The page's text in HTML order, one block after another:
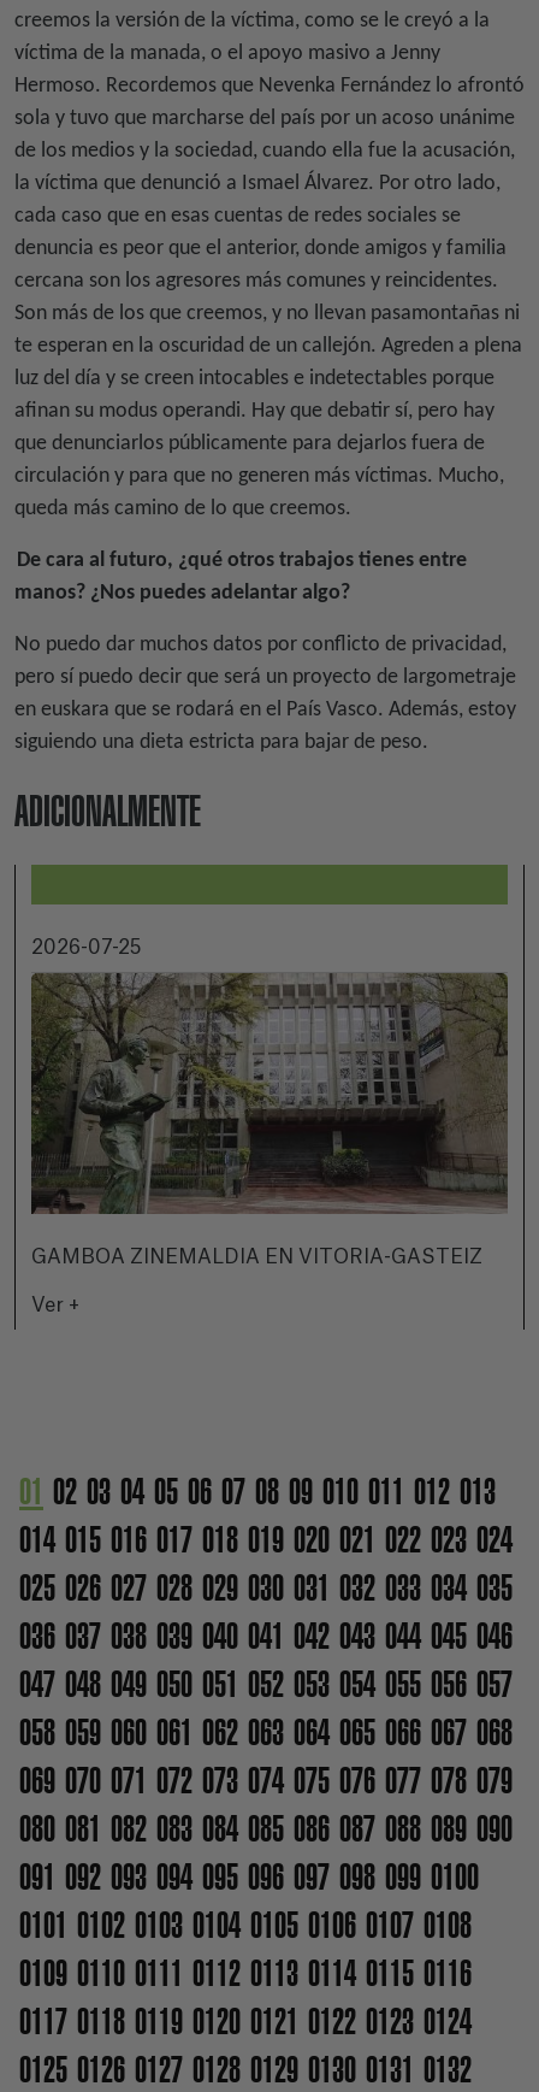
creemos la versión de la víctima, como se le creyó a la
víctima de la manada, o el apoyo masivo a Jenny
Hermoso. Recordemos que Nevenka Fernández lo afrontó
sola y tuvo que marcharse del país por un acoso unánime
de los medios y la sociedad, cuando ella fue la acusación,
la víctima que denunció a Ismael Álvarez. Por otro lado,
cada caso que en esas cuentas de redes sociales se
denuncia es peor que el anterior, donde amigos y familia
cercana son los agresores más comunes y reincidentes.
Son más de los que creemos, y no llevan pasamontañas ni
te esperan en la oscuridad de un callejón. Agreden a plena
luz del día y se creen intocables e indetectables porque
afinan su modus operandi. Hay que debatir sí, pero hay
que denunciarlos públicamente para dejarlos fuera de
circulación y para que no generen más víctimas. Mucho,
queda más camino de lo que creemos.
De cara al futuro, ¿qué otros trabajos tienes entre
manos? ¿Nos puedes adelantar algo?
No puedo dar muchos datos por conflicto de privacidad,
pero sí puedo decir que será un proyecto de largometraje
en euskara que se rodará en el País Vasco. Además, estoy
siguiendo una dieta estricta para bajar de peso.
ADICIONALMENTE
2026-07-25
GAMBOA ZINEMALDIA EN VITORIA-GASTEIZ
Ver +
01 02 03 04 05 06 07 08 09 010 011 012 013
014 015 016 017 018 019 020 021 022 023 024
025 026 027 028 029 030 031 032 033 034 035
036 037 038 039 040 041 042 043 044 045 046
047 048 049 050 051 052 053 054 055 056 057
058 059 060 061 062 063 064 065 066 067 068
069 070 071 072 073 074 075 076 077 078 079
080 081 082 083 084 085 086 087 088 089 090
091 092 093 094 095 096 097 098 099 0100
0101 0102 0103 0104 0105 0106 0107 0108
0109 0110 0111 0112 0113 0114 0115 0116
0117 0118 0119 0120 0121 0122 0123 0124
0125 0126 0127 0128 0129 0130 0131 0132